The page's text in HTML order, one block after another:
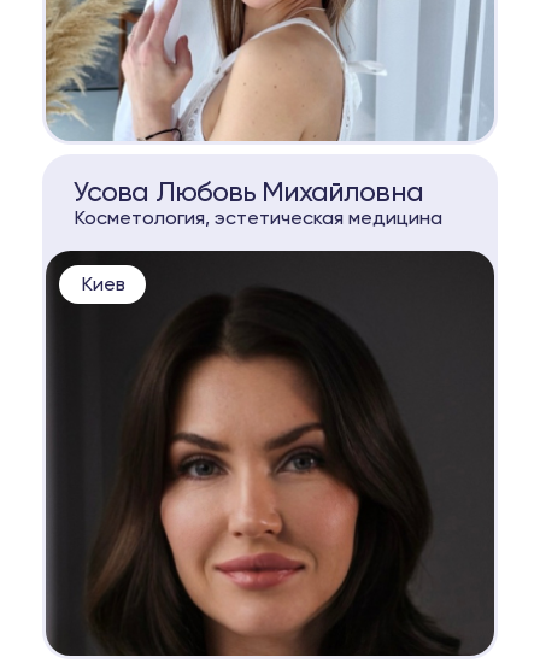
Усова Любовь Михайловна
Косметология, эстетическая медицина
Киев